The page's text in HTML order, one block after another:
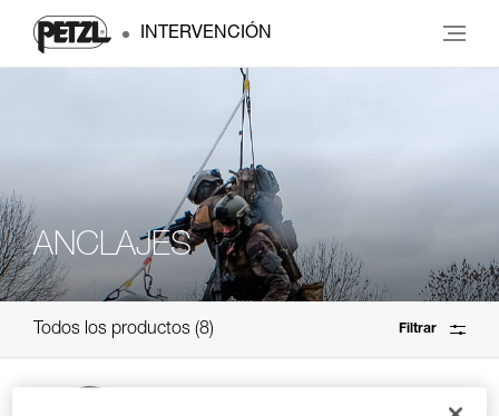
INTERVENCIÓN
ANCLAJES
Todos los productos 8 Filtrar